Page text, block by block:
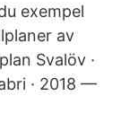
exempel
av
Svalöv ·
· 2018 —